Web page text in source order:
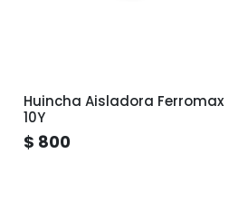
Huincha Aisladora Ferromax
10Y
$ 800